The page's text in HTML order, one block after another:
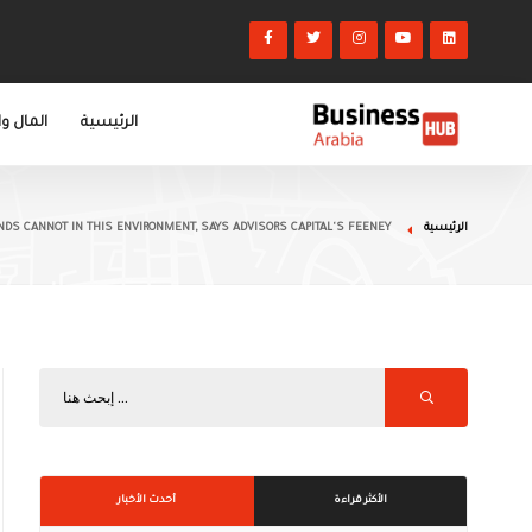
الرئيسية المال
الرئيسية CANNOT IN THIS ENVIRONMENT, SAYS ADVISORS CAPITAL'S FEENEY
الأكثر قراءة أحدث الأخبار